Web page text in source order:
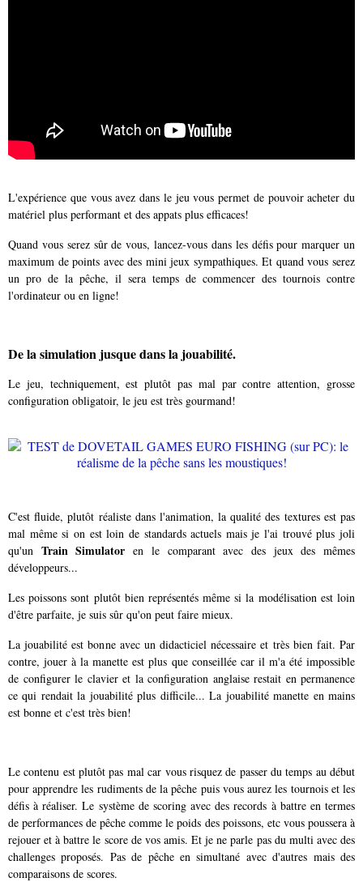
L'expérience que vous avez dans le jeu vous permet de pouvoir acheter du
matériel plus performant et des appats plus efficaces!
Quand vous serez sûr de vous, lancez-vous dans les défis pour marquer un
maximum de points avec des mini jeux sympathiques. Et quand vous serez
un pro de la pêche, il sera temps de commencer des tournois contre
l'ordinateur ou en ligne!
De la simulation jusque dans la jouabilité.
Le jeu, techniquement, est plutôt pas mal par contre attention, grosse
configuration obligatoir, le jeu est très gourmand!
C'est fluide, plutôt réaliste dans l'animation, la qualité des textures est pas
mal même si on est loin de standards actuels mais je l'ai trouvé plus joli
qu'un Train Simulator en le comparant avec des jeux des mêmes
développeurs...
Les poissons sont plutôt bien représentés même si la modélisation est loin
d'être parfaite, je suis sûr qu'on peut faire mieux.
La jouabilité est bonne avec un didacticiel nécessaire et très bien fait. Par
contre, jouer à la manette est plus que conseillée car il m'a été impossible
de configurer le clavier et la configuration anglaise restait en permanence
ce qui rendait la jouabilité plus difficile... La jouabilité manette en mains
est bonne et c'est très bien!
Le contenu est plutôt pas mal car vous risquez de passer du temps au début
pour apprendre les rudiments de la pêche puis vous aurez les tournois et les
défis à réaliser. Le système de scoring avec des records à battre en termes
de performances de pêche comme le poids des poissons, etc vous poussera à
rejouer et à battre le score de vos amis. Et je ne parle pas du multi avec des
challenges proposés. Pas de pêche en simultané avec d'autres mais des
comparaisons de scores.